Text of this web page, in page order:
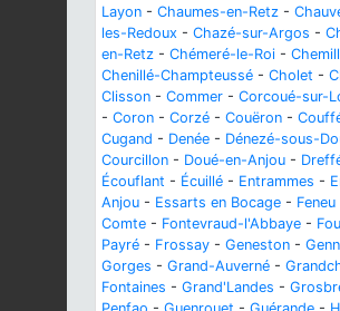
Layon - Chaumes-en-Retz -
les-Redoux - Chazé-sur-Argos -
en-Retz - Chémeré-le-Roi -
Chenillé-Champteussé - Cholet -
Clisson - Commer - Corcoué-sur-
- Coron - Corzé - Couëron -
Cugand - Denée - Dénezé-sous-
Courcillon - Doué-en-Anjou -
Écouflant - Écuillé - Entrammes -
Anjou - Essarts en Bocage - Feneu
Comte - Fontevraud-l'Abbaye -
Payré - Frossay - Geneston -
Gorges - Grand-Auverné -
Fontaines - Grand'Landes -